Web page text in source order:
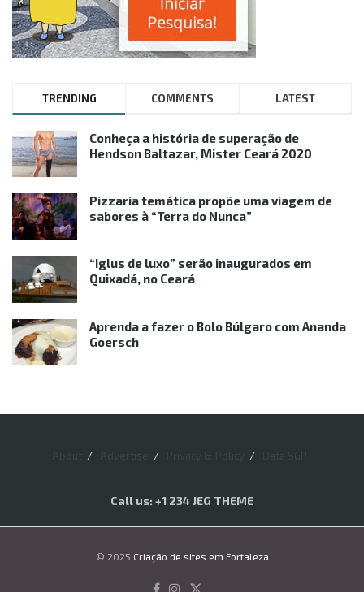
TRENDING COMMENTS LATEST
Conheça a história de superação de
Hendson Baltazar, Mister Ceará 2020
Pizzaria temática propõe uma viagem de
sabores à “Terra do Nunca”
“Iglus de luxo” serão inaugurados em
Quixadá, no Ceará
Aprenda a fazer o Bolo Búlgaro com Ananda
Goersch
Call us: +1 234 JEG THEME
© 2025 Criação de sites em Fortaleza